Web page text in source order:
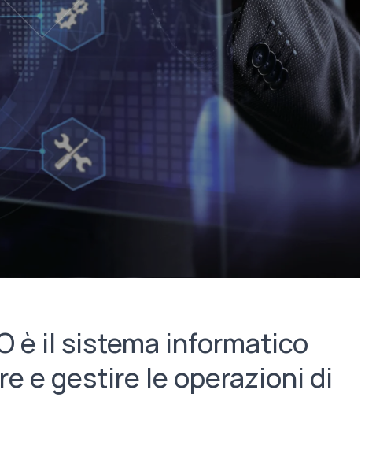
è il sistema informatico
e gestire le operazioni di